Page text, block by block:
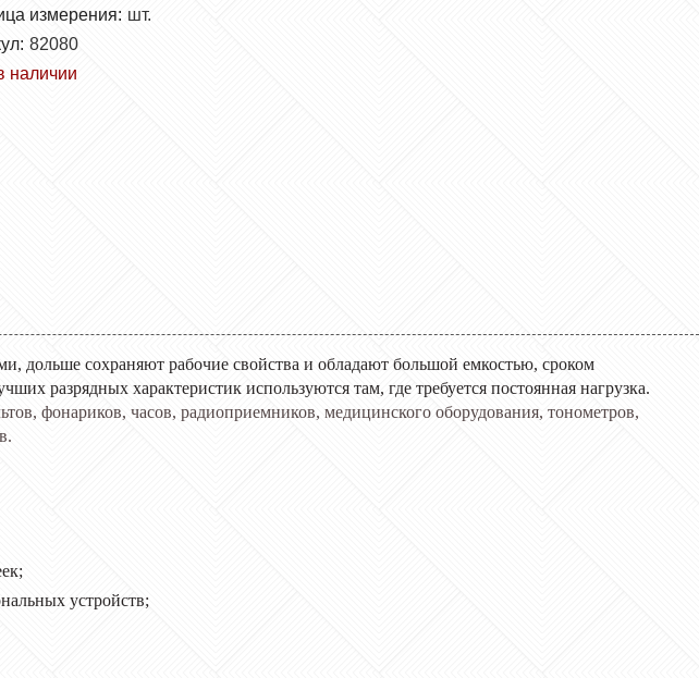
измерения: шт.
82080
наличии
дольше сохраняют рабочие свойства и обладают большой емкостью, сроком
разрядных характеристик используются там, где требуется постоянная нагрузка.
фонариков, часов, радиоприемников, медицинского оборудования, тонометров,
.
устройств;